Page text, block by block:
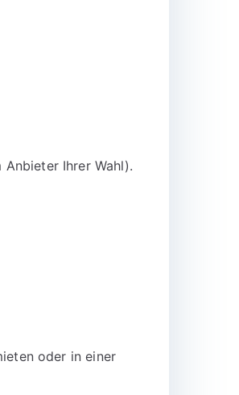
Ihrer Wahl).
oder in einer